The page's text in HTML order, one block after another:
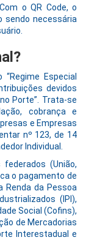
o QR Code, o
sendo necessária
Especial
devidos
Porte”. Trata-se
cobrança e
e Empresas
nº 123, de 14
Individual.
(União,
o pagamento de
da Pessoa
(IPI),
Social (Cofins),
de Mercadorias
Interestadual e